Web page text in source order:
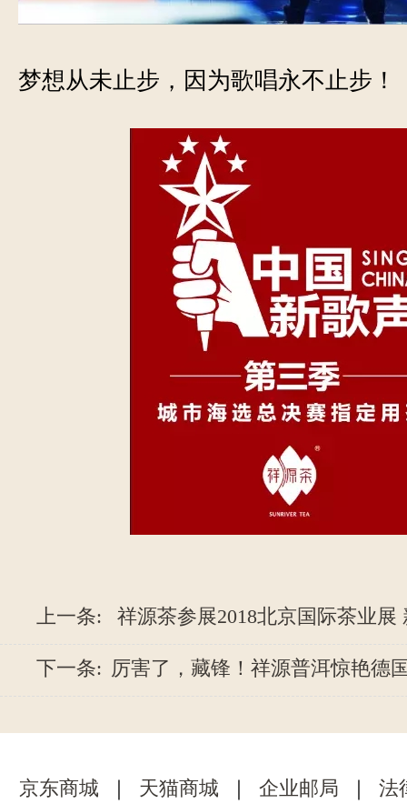
梦想从未止步，因为歌唱永不止步！
上一条: 祥源茶参展2018北京国际茶业展
下一条: 厉害了，藏锋！祥源普洱惊艳德
京东商城 ｜ 天猫商城 ｜ 企业邮局 ｜ 法